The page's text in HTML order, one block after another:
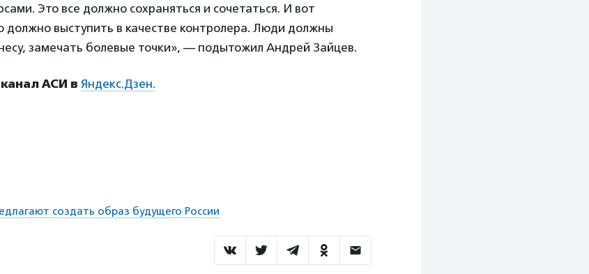
Это все должно сохраняться и сочетаться. И вот
должно выступить в качестве контролера. Люди должны
замечать болевые точки», — подытожил Андрей Зайцев.
АСИ в Яндекс.Дзен.
создать образ будущего России